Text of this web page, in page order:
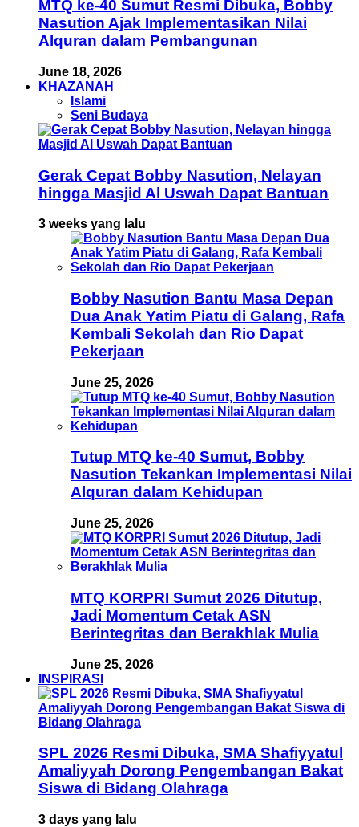
MTQ ke-40 Sumut Resmi Dibuka, Bobby
Nasution Ajak Implementasikan Nilai
Alquran dalam Pembangunan
June 18, 2026
KHAZANAH
Islami
Seni Budaya
Gerak Cepat Bobby Nasution, Nelayan
hingga Masjid Al Uswah Dapat Bantuan
3 weeks yang lalu
Bobby Nasution Bantu Masa Depan
Dua Anak Yatim Piatu di Galang, Rafa
Kembali Sekolah dan Rio Dapat
Pekerjaan
June 25, 2026
Tutup MTQ ke-40 Sumut, Bobby
Nasution Tekankan Implementasi Nilai
Alquran dalam Kehidupan
June 25, 2026
MTQ KORPRI Sumut 2026 Ditutup,
Jadi Momentum Cetak ASN
Berintegritas dan Berakhlak Mulia
June 25, 2026
INSPIRASI
SPL 2026 Resmi Dibuka, SMA Shafiyyatul
Amaliyyah Dorong Pengembangan Bakat
Siswa di Bidang Olahraga
3 days yang lalu